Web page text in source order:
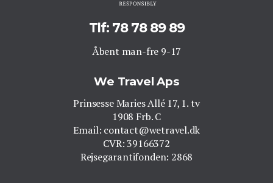
Tlf: 78 78 89 89
Åbent man-fre 9-17
We Travel Aps
Prinsesse Maries Allé 17, 1. tv
1908 Frb. C
Email: contact@wetravel.dk
CVR: 39166372
Rejsegarantifonden: 2868